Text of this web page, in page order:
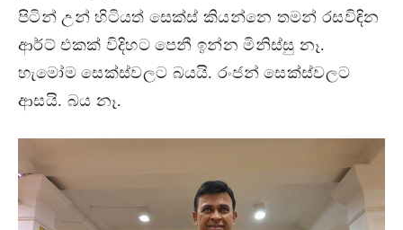
පිටින් උන් හිටියත් සෙක්ස් කියන්නෙ තමන් රසවිඳින
ආර්ට් එකක් විදිහට පෙනී ඉන්න මිනිස්සු නෑ.
හැමෝම සෙක්ස්වලට බයයි. රංජන් සෙක්ස්වලට
ආසයි. බය නෑ.